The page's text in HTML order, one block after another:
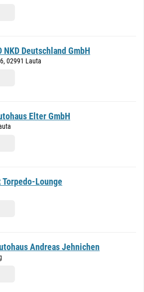
NKD Deutschland GmbH
02991 Lauta
Elter GmbH
Torpedo-Lounge
Andreas Jehnichen